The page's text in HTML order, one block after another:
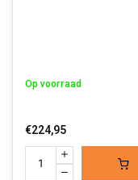
Op voorraad
€224,95